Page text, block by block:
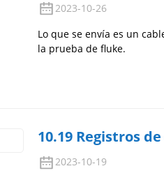
2023-10-26
Lo que se envía es un
la prueba de fluke.
10.19 Registros
2023-10-19